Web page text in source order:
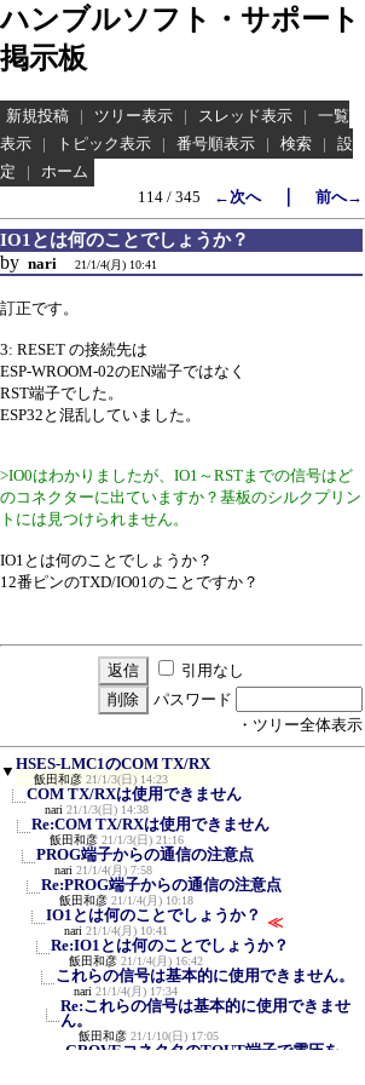
ハンブルソフト・サポート
掲示板
新規投稿 | ツリー表示 | スレッド表示 |
一覧
表示
| トピック表示 | 番号順表示 | 検索 |
設
定
|
ホーム
114 / 345
←次へ｜ 前へ→
IO1とは何のことでしょうか？
by nari 21/1/4(月) 10:41
訂正です。
3: RESET の接続先は
ESP-WROOM-02のEN端子ではなく
RST端子でした。
ESP32と混乱していました。
>IO0はわかりましたが、IO1～RSTまでの信号はど
のコネクターに出ていますか？基板のシルクプリン
トには見つけられません。
IO1とは何のことでしょうか？
12番ピンのTXD/IO01のことですか？
引用なし
パスワード
・ツリー全体表示
▼ HSES-LMC1のCOM TX/RX
飯田和彦 21/1/3(日) 14:23
COM TX/RXは使用できません
nari 21/1/3(日) 14:38
Re:COM TX/RXは使用できません
飯田和彦 21/1/3(日) 21:16
PROG端子からの通信の注意点
nari 21/1/4(月) 7:58
Re:PROG端子からの通信の注意点
飯田和彦 21/1/4(月) 10:18
IO1とは何のことでしょうか？
nari 21/1/4(月) 10:41
≪
Re:IO1とは何のことでしょうか？
飯田和彦 21/1/4(月) 16:42
これらの信号は基本的に使用できません。
nari 21/1/4(月) 17:34
Re:これらの信号は基本的に使用できませ
ん。
飯田和彦 21/1/10(日) 17:05
GROVEコネクタのTOUT端子で電圧を